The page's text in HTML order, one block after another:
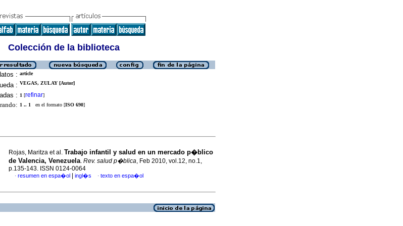
Colección de la biblioteca
: article
: VEGAS, ZULAY [Autor]
: 1 [refinar]
1 .. 1 en el formato [ISO 690]
Rojas, Maritza et al. Trabajo infantil y salud en un mercado p�blico
de Valencia, Venezuela. Rev. salud p�blica, Feb 2010, vol.12, no.1,
p.135-143. ISSN 0124-0064
· resumen en espa�ol ingl�s · texto en espa�ol